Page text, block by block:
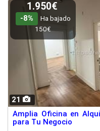
21
1.950€
-8%
Ha bajado
150€
Amplia Oficina en
para Tu Negocio